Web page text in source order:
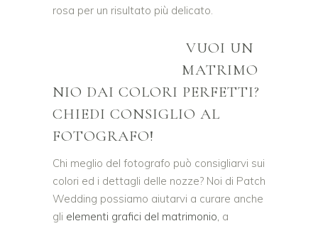
rosa per un risultato più delicato.
VUOI UN
MATRIMO
NIO DAI COLORI PERFETTI?
CHIEDI CONSIGLIO AL
FOTOGRAFO!
Chi meglio del fotografo può consigliarvi sui
colori ed i dettagli delle nozze? Noi di Patch
Wedding possiamo aiutarvi a curare anche
gli elementi grafici del matrimonio, a